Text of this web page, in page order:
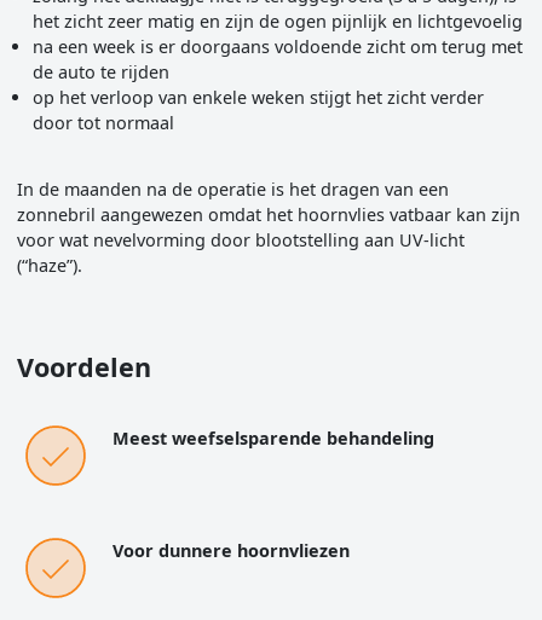
het zicht zeer matig en zijn de ogen pijnlijk en lichtgevoelig
na een week is er doorgaans voldoende zicht om terug met
de auto te rijden
op het verloop van enkele weken stijgt het zicht verder
door tot normaal
In de maanden na de operatie is het dragen van een
zonnebril aangewezen omdat het hoornvlies vatbaar kan zijn
voor wat nevelvorming door blootstelling aan UV-licht
(“haze”).
Voordelen
Meest weefselsparende behandeling
Voor dunnere hoornvliezen